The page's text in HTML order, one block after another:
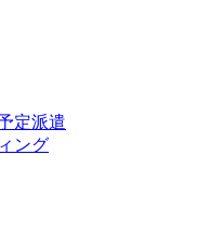
定派遣
ング